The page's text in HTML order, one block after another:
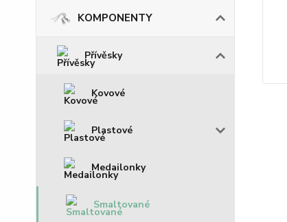
KOMPONENTY
Přívěsky
Kovové
Plastové
Medailonky
Smaltované